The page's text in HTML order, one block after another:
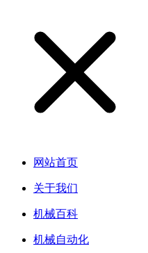
网站首页
关于我们
机械百科
机械自动化